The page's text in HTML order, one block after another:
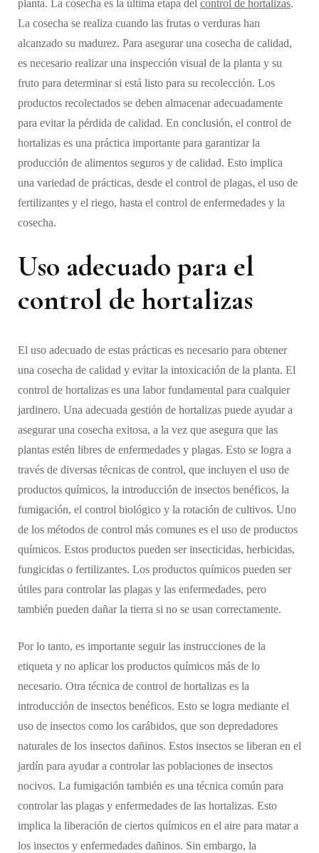
planta. La cosecha es la última etapa del control de hortalizas.
La cosecha se realiza cuando las frutas o verduras han
alcanzado su madurez. Para asegurar una cosecha de calidad,
es necesario realizar una inspección visual de la planta y su
fruto para determinar si está listo para su recolección. Los
productos recolectados se deben almacenar adecuadamente
para evitar la pérdida de calidad. En conclusión, el control de
hortalizas es una práctica importante para garantizar la
producción de alimentos seguros y de calidad. Esto implica
una variedad de prácticas, desde el control de plagas, el uso de
fertilizantes y el riego, hasta el control de enfermedades y la
cosecha.
Uso adecuado para el
control de hortalizas
El uso adecuado de estas prácticas es necesario para obtener
una cosecha de calidad y evitar la intoxicación de la planta. El
control de hortalizas es una labor fundamental para cualquier
jardinero. Una adecuada gestión de hortalizas puede ayudar a
asegurar una cosecha exitosa, a la vez que asegura que las
plantas estén libres de enfermedades y plagas. Esto se logra a
través de diversas técnicas de control, que incluyen el uso de
productos químicos, la introducción de insectos benéficos, la
fumigación, el control biológico y la rotación de cultivos. Uno
de los métodos de control más comunes es el uso de productos
químicos. Estos productos pueden ser insecticidas, herbicidas,
fungicidas o fertilizantes. Los productos químicos pueden ser
útiles para controlar las plagas y las enfermedades, pero
también pueden dañar la tierra si no se usan correctamente.
Por lo tanto, es importante seguir las instrucciones de la
etiqueta y no aplicar los productos químicos más de lo
necesario. Otra técnica de control de hortalizas es la
introducción de insectos benéficos. Esto se logra mediante el
uso de insectos como los carábidos, que son depredadores
naturales de los insectos dañinos. Estos insectos se liberan en el
jardín para ayudar a controlar las poblaciones de insectos
nocivos. La fumigación también es una técnica común para
controlar las plagas y enfermedades de las hortalizas. Esto
implica la liberación de ciertos químicos en el aire para matar a
los insectos y enfermedades dañinos. Sin embargo, la